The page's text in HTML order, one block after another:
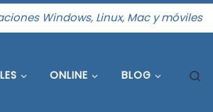
Windows, Linux, Mac y móviles
ONLINE BLOG